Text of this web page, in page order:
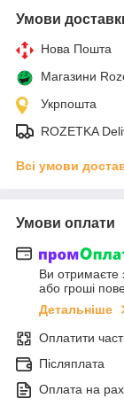
Умови
Нова Пошта
Магазини
Укрпошта
ROZETKA
Всі умови
Умови оплати
Ви отримаєте
або гроші
Детальніше
Оплатити
Післяплата
Оплата на